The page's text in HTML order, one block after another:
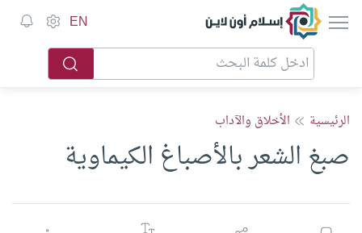
إسلام أون لاين EN
الرئيسية الأخلاق والآداب
صبغ الشعر بالأصباغ الكيماوية